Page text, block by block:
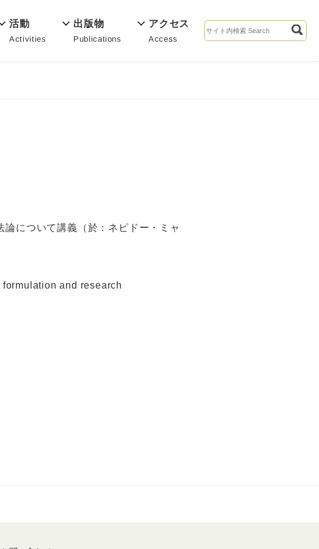
活動
Activities
出版物
Publications
アクセス
Access
について講義（於：ネピドー・ミャ
and research